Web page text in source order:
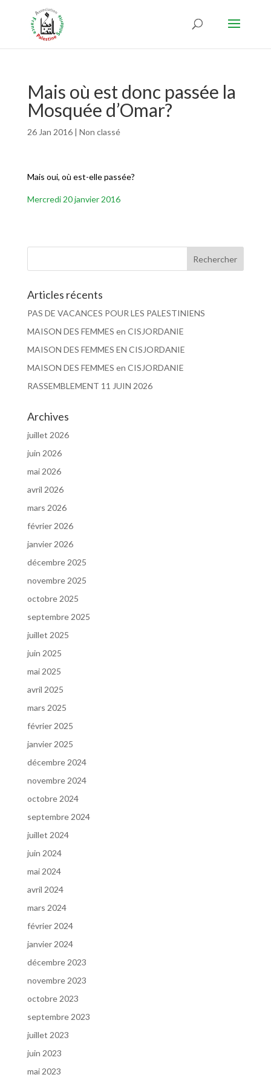
Mais où est donc passée la
Mosquée d’Omar?
26 Jan 2016| Non classé
Mais oui, où est-elle passée?
Mercredi 20 janvier 2016
Articles récents
PAS DE VACANCES POUR LES PALESTINIENS
MAISON DES FEMMES en CISJORDANIE
MAISON DES FEMMES EN CISJORDANIE
MAISON DES FEMMES en CISJORDANIE
RASSEMBLEMENT 11 JUIN 2026
Archives
juillet 2026
juin 2026
mai 2026
avril 2026
mars 2026
février 2026
janvier 2026
décembre 2025
novembre 2025
octobre 2025
septembre 2025
juillet 2025
juin 2025
mai 2025
avril 2025
mars 2025
février 2025
janvier 2025
décembre 2024
novembre 2024
octobre 2024
septembre 2024
juillet 2024
juin 2024
mai 2024
avril 2024
mars 2024
février 2024
janvier 2024
décembre 2023
novembre 2023
octobre 2023
septembre 2023
juillet 2023
juin 2023
mai 2023